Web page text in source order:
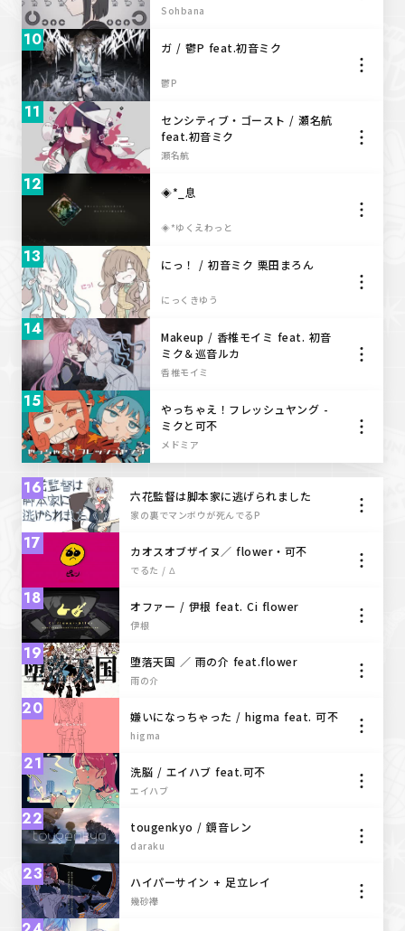
Sohbana
10 ガ / 鬱P feat.初音ミク
鬱P
11
センシティブ・ゴースト / 瀬名航
feat.初音ミク
瀬名航
12 ◈*_息
◈*ゆくえわっと
13 にっ！ / 初音ミク 栗田まろん
にっくきゆう
14
Makeup / 香椎モイミ feat. 初音
ミク＆巡音ルカ
香椎モイミ
15
やっちゃえ！フレッシュヤング -
ミクと可不
メドミア
16 六花監督は脚本家に逃げられました
家の裏でマンボウが死んでるP
17 カオスオブザイヌ／ flower・可不
でるた / Δ
18 オファー / 伊根 feat. Ci flower
伊根
19 堕落天国 ／ 雨の介 feat.flower
雨の介
20 嫌いになっちゃった / higma feat. 可不
higma
21 洗脳 / エイハブ feat.可不
エイハブ
22 tougenkyo / 鏡音レン
daraku
23 ハイパーサイン + 足立レイ
幾砂襷